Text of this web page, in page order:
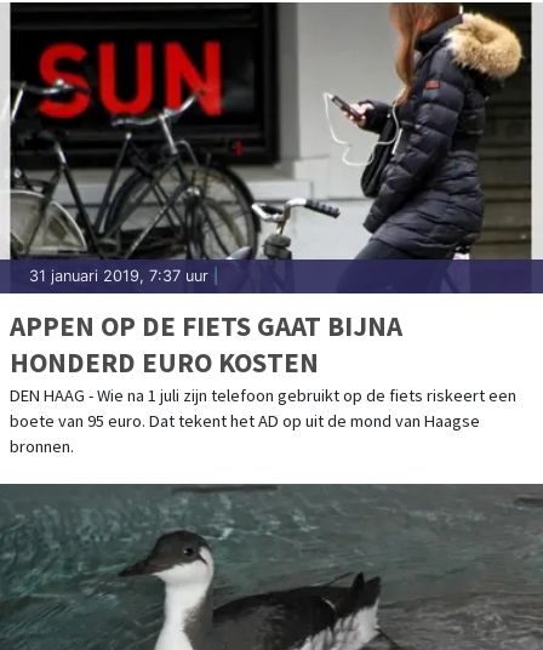
31 januari 2019, 7:37 uur
APPEN OP DE FIETS GAAT BIJNA
HONDERD EURO KOSTEN
DEN HAAG - Wie na 1 juli zijn telefoon gebruikt op de fiets riskeert een
boete van 95 euro. Dat tekent het AD op uit de mond van Haagse
bronnen.